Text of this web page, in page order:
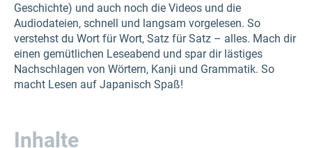
Geschichte) und auch noch die Videos und die
Audiodateien, schnell und langsam vorgelesen. So
verstehst du Wort für Wort, Satz für Satz – alles. Mach dir
einen gemütlichen Leseabend und spar dir lästiges
Nachschlagen von Wörtern, Kanji und Grammatik. So
macht Lesen auf Japanisch Spaß!
Inhalte